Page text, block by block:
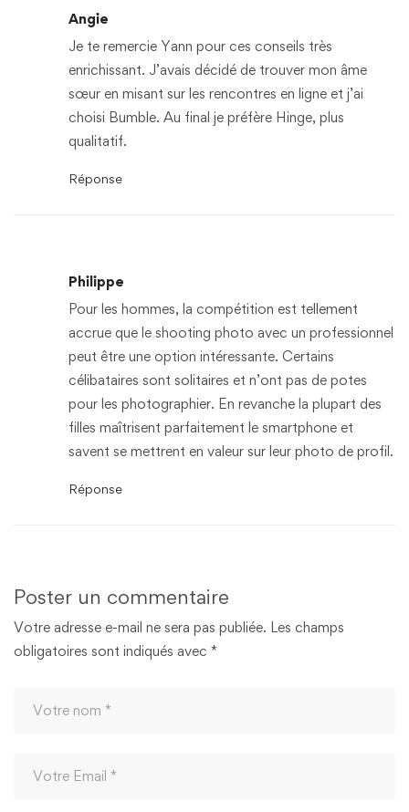
Angie
Je te remercie Yann pour ces conseils très
enrichissant. J’avais décidé de trouver mon âme
sœur en misant sur les rencontres en ligne et j’ai
choisi Bumble. Au final je préfère Hinge, plus
qualitatif.
Réponse
Philippe
Pour les hommes, la compétition est tellement
accrue que le shooting photo avec un professionnel
peut être une option intéressante. Certains
célibataires sont solitaires et n’ont pas de potes
pour les photographier. En revanche la plupart des
filles maîtrisent parfaitement le smartphone et
savent se mettrent en valeur sur leur photo de profil.
Réponse
Poster un commentaire
Votre adresse e-mail ne sera pas publiée. Les champs
obligatoires sont indiqués avec *